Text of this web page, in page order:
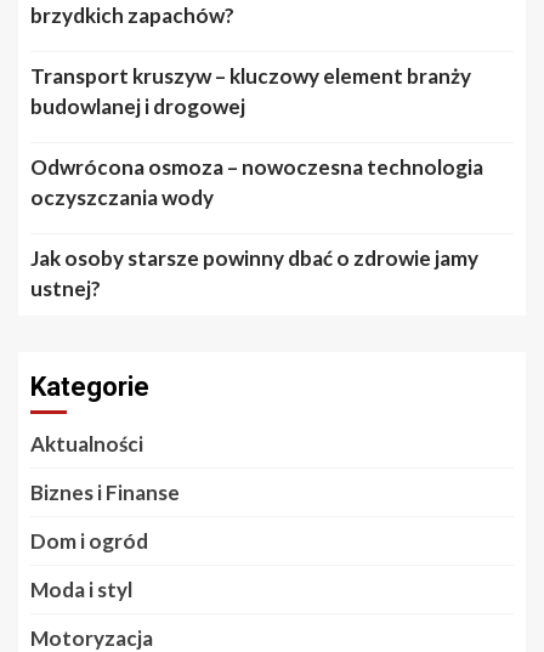
brzydkich zapachów?
Transport kruszyw – kluczowy element branży
budowlanej i drogowej
Odwrócona osmoza – nowoczesna technologia
oczyszczania wody
Jak osoby starsze powinny dbać o zdrowie jamy
ustnej?
Kategorie
Aktualności
Biznes i Finanse
Dom i ogród
Moda i styl
Motoryzacja